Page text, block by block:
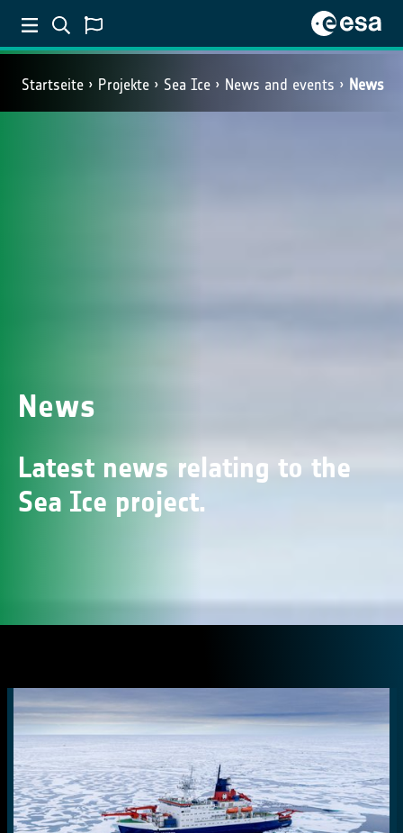
Startseite Projekte Sea Ice News and events News
News
Latest news relating to the
Sea Ice project.